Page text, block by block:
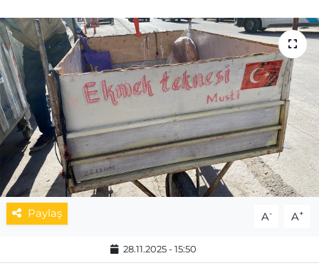
Paylaş A- A+
28.11.2025 - 15:50
SPOR
MAGAZİN
ESKİŞEHİRSPOR